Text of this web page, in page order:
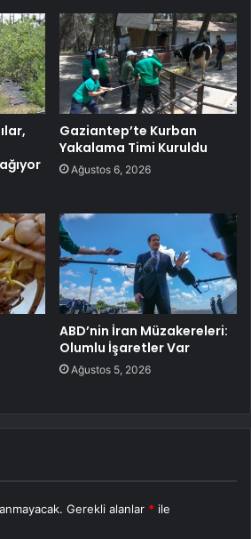
Gaziantep’te Kurban
Yakalama Timi Kuruldu
Ağustos 6, 2026
ABD’nin İran Müzakereleri:
Olumlu İşaretler Var
Ağustos 5, 2026
Gerekli alanlar * ile